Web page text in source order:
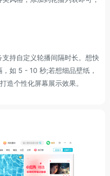
持自定义轮播间隔时长。想快
如 5 - 10 秒;若想细品壁纸，
造个性化屏幕展示效果。